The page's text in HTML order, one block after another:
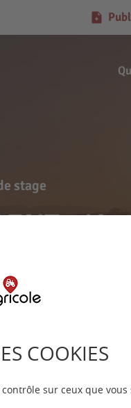
COOKIES
sur ceux que
stage
-
l'offre